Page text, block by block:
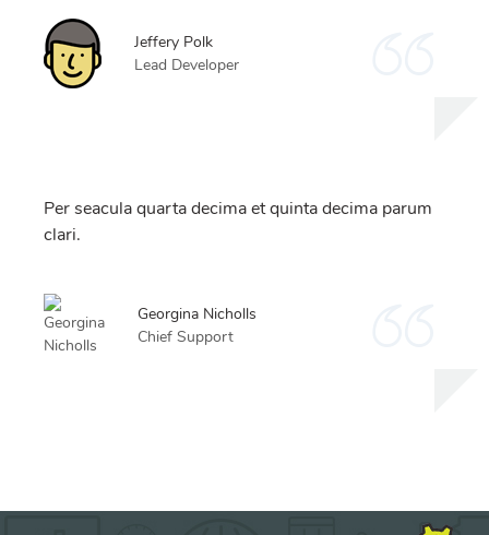
Jeffery Polk
Lead Developer
Per seacula quarta decima et quinta decima parum
clari.
Georgina Nicholls
Chief Support